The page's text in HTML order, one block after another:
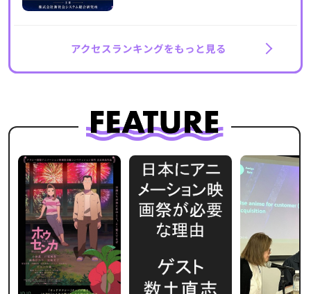
アクセスランキングをもっと見る